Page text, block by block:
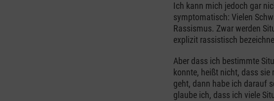
Ich kann mich jedoch gar
symptomatisch: Vielen
Rassismus. Zwar werden
explizit rassistisch
Aber dass ich bestimmte
konnte, heißt nicht, dass
geht, dann habe ich darauf
glaube ich, dass ich viele